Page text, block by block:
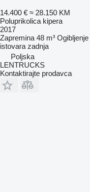
14.400 € ≈ 28.150 KM
Poluprikolica kipera
2017
Zapremina 48 m³ Ogibljenje
istovara zadnja
Poljska
LENTRUCKS
Kontaktirajte prodavca